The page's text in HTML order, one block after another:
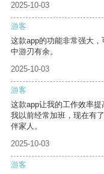
2025-10-03
游客
这款app的功能非常强大
中游刃有余。
2025-10-03
游客
这款app让我的工作效率提
我以前经常加班，现在有
伴家人。
2025-10-03
游客